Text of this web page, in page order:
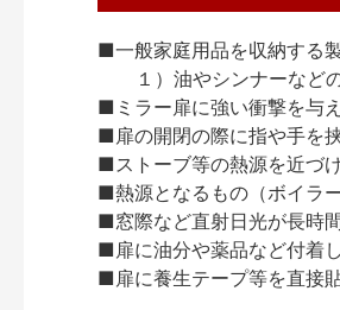
■一般家庭用品を収納する
１）油やシンナーなど
■ミラー扉に強い衝撃を与
■扉の開閉の際に指や手を
■ストーブ等の熱源を近づ
■熱源となるもの（ボイラ
■窓際など直射日光が長時
■扉に油分や薬品など付着
■扉に養生テープ等を直接